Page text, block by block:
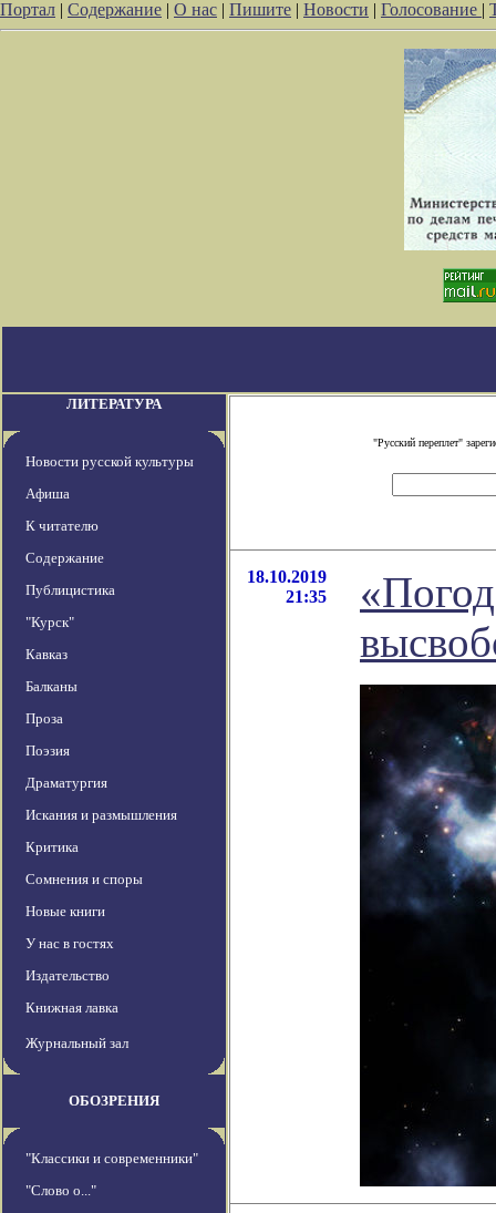
Портал | Содержание | О нас | Пишите | Новости | Голосование |
ЛИТЕРАТУРА
Новости русской культуры
Афиша
К читателю
Содержание
Публицистика
"Курск"
Кавказ
Балканы
Проза
Поэзия
Драматургия
Искания и размышления
Критика
Сомнения и споры
Новые книги
У нас в гостях
Издательство
Книжная лавка
Журнальный зал
ОБОЗРЕНИЯ
"Классики и современники"
"Слово о..."
"Русский переплет"
18.10.2019
21:35